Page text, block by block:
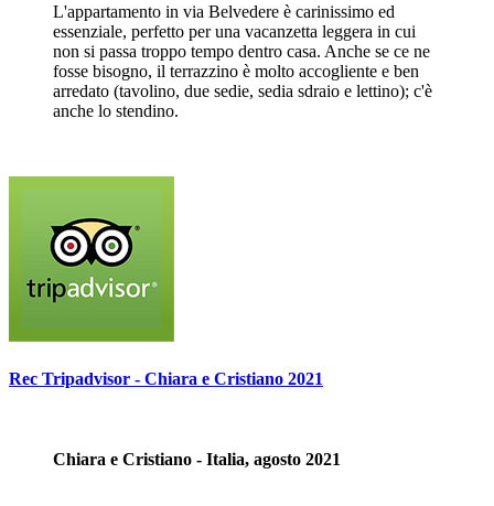
L'appartamento in via Belvedere è carinissimo ed
essenziale, perfetto per una vacanzetta leggera in cui
non si passa troppo tempo dentro casa. Anche se ce ne
fosse bisogno, il terrazzino è molto accogliente e ben
arredato (tavolino, due sedie, sedia sdraio e lettino); c'è
anche lo stendino.
Rec Tripadvisor - Chiara e Cristiano 2021
Chiara e Cristiano - Italia, agosto 2021